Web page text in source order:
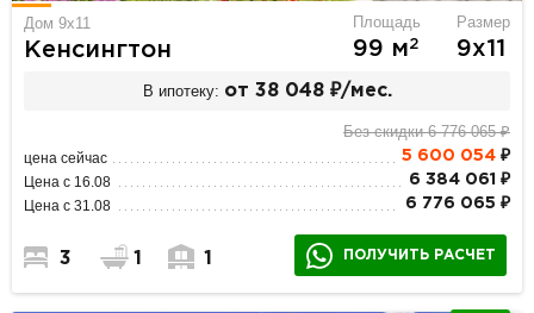
Дом 9х11
Кенсингтон
Площадь
99 м2
Размер
9х11
В ипотеку: от 38 048 ₽/мес.
Без скидки 6 776 065 ₽
цена сейчас 5 600 054₽
Цена с 16.08 6 384 061 ₽
Цена с 31.08 6 776 065 ₽
3 1 1 ПОЛУЧИТЬ РАСЧЕТ